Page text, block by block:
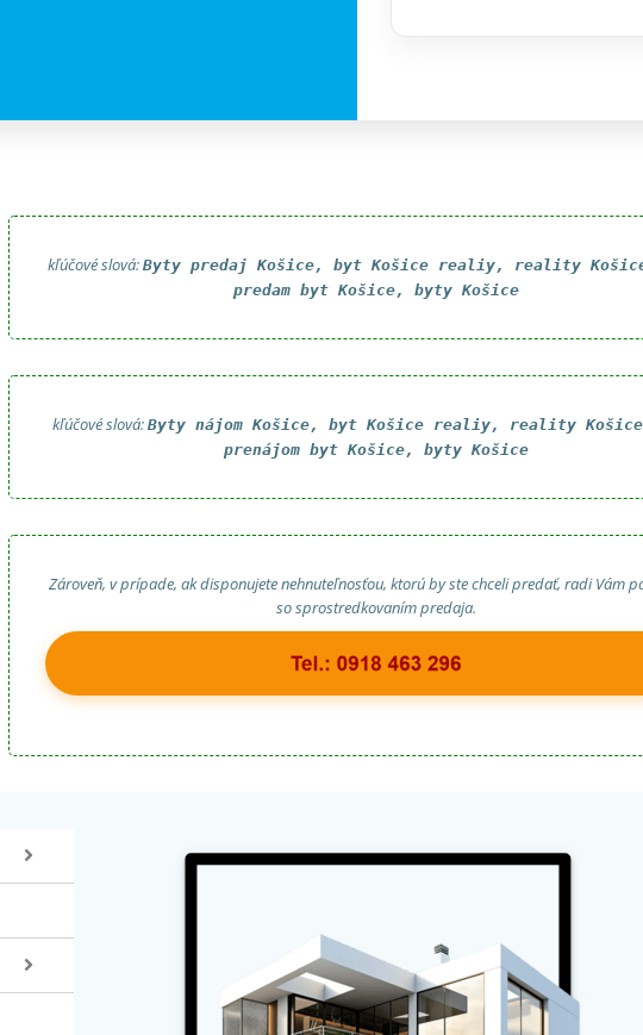
kľúčové slová: Byty predaj Košice, byt Košice realiy, reality
predam byt Košice, byty Košice
kľúčové slová: Byty nájom Košice, byt Košice realiy, reality
prenájom byt Košice, byty Košice
Zároveň, v prípade, ak disponujete nehnuteľnosťou, ktorú by ste chceli predať, radi Vám
so sprostredkovaním predaja.